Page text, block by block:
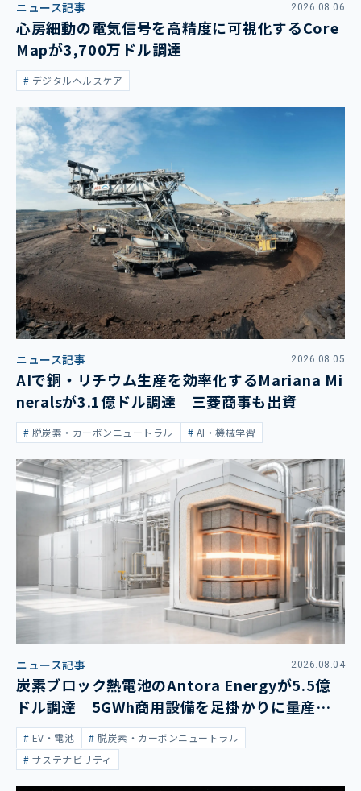
ニュース記事 2026.08.06
心房細動の電気信号を高精度に可視化するCore
Mapが3,700万ドル調達
デジタルヘルスケア
ニュース記事 2026.08.05
AIで銅・リチウム生産を効率化するMariana Mi
neralsが3.1億ドル調達 三菱商事も出資
脱炭素・カーボンニュートラル AI・機械学習
ニュース記事 2026.08.04
炭素ブロック熱電池のAntora Energyが5.5億
ドル調達 5GWh商用設備を足掛かりに量産拡
大EV・電池
脱炭素・カーボンニュートラル
サステナビリティ